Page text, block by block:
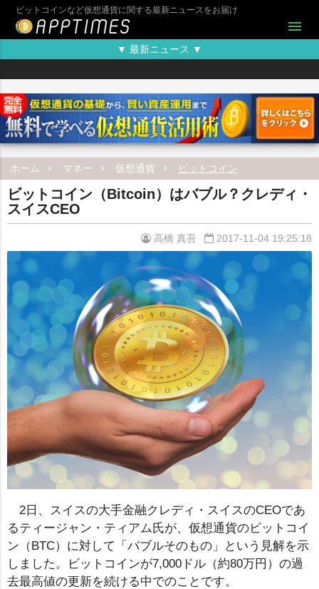
ビットコインなど仮想通貨に関する最新ニュースをお届け
menu
▼ 最新ニュース ▼
ホーム マネー 仮想通貨 ビットコイン
ビットコイン（Bitcoin）はバブル？クレディ・
スイスCEO
高橋 真吾 2017-11-04 19:25:18
2日、スイスの大手金融クレディ・スイスのCEOであ
るティージャン・ティアム氏が、仮想通貨のビットコイ
ン（BTC）に対して「バブルそのもの」という見解を示
しました。ビットコインが7,000ドル（約80万円）の過
去最高値の更新を続ける中でのことです。